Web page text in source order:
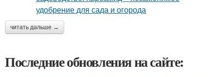
читать дальше →
Последние обновления на сайте: